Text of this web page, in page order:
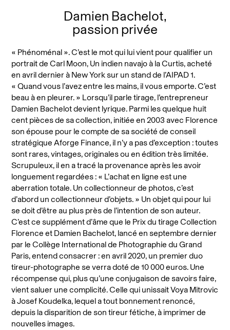
Damien Bachelot,
passion privée
« Phénoménal ». C’est le mot qui lui vient pour qualifier un
portrait de Carl Moon, Un indien navajo à la Curtis, acheté
en avril dernier à New York sur un stand de l’AIPAD 1.
« Quand vous l’avez entre les mains, il vous emporte. C’est
beau à en pleurer. » Lorsqu’il parle tirage, l’entrepreneur
Damien Bachelot devient lyrique. Parmi les quelque huit
cent pièces de sa collection, initiée en 2003 avec Florence
son épouse pour le compte de sa société de conseil
stratégique Aforge Finance, il n’y a pas d’exception : toutes
sont rares, vintages, originales ou en édition très limitée.
Scrupuleux, il en a tracé la provenance après les avoir
longuement regardées : « L’achat en ligne est une
aberration totale. Un collectionneur de photos, c’est
d’abord un collectionneur d’objets. » Un objet qui pour lui
se doit d’être au plus près de l’intention de son auteur.
C’est ce supplément d’âme que le Prix du tirage Collection
Florence et Damien Bachelot, lancé en septembre dernier
par le Collège International de Photographie du Grand
Paris, entend consacrer : en avril 2020, un premier duo
tireur-photographe se verra doté de 10 000 euros. Une
récompense qui, plus qu’une conjugaison de savoirs faire,
vient saluer une complicité. Celle qui unissait Voya Mitrovic
à Josef Koudelka, lequel a tout bonnement renoncé,
depuis la disparition de son tireur fétiche, à imprimer de
nouvelles images.